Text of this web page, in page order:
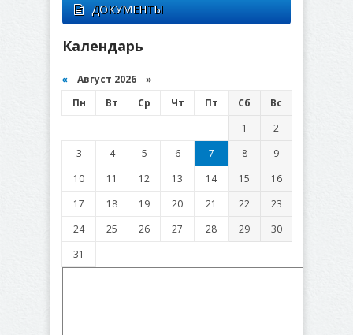
ДОКУМЕНТЫ
Календарь
« Август 2026 »
Пн
Вт Ср Чт Пт Сб
Вс
1
2
3
4 5 6 7 8
9
10
11 12 13 14 15
16
17
18 19 20 21 22
23
24
25 26 27 28 29
30
31